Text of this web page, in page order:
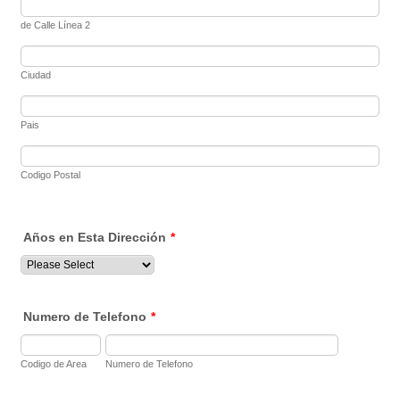
de Calle Línea 2
Ciudad
Pais
Codigo Postal
Años en Esta Dirección *
Numero de Telefono *
Codigo de Area Numero de Telefono